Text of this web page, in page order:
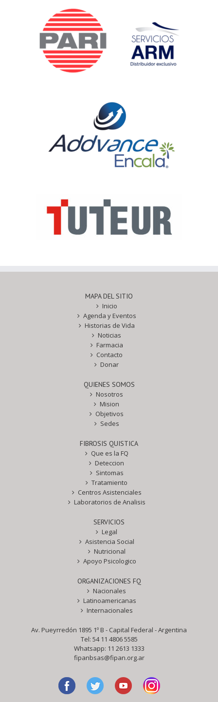
MAPA DEL SITIO
Inicio
Agenda y Eventos
Historias de Vida
Noticias
Farmacia
Contacto
Donar
QUIENES SOMOS
Nosotros
Mision
Objetivos
Sedes
FIBROSIS QUISTICA
Que es la FQ
Deteccion
Sintomas
Tratamiento
Centros Asistenciales
Laboratorios de Analisis
SERVICIOS
Legal
Asistencia Social
Nutricional
Apoyo Psicologico
ORGANIZACIONES FQ
Nacionales
Latinoamericanas
Internacionales
Av. Pueyrredón 1895 1º B - Capital Federal - Argentina
Tel: 54 11 4806 5585
Whatsapp: 11 2613 1333
fipanbsas@fipan.org.ar